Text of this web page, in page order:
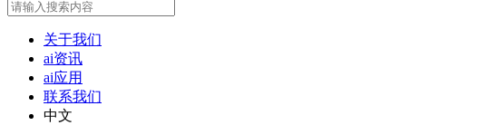
关于我们
ai资讯
ai应用
联系我们
中文